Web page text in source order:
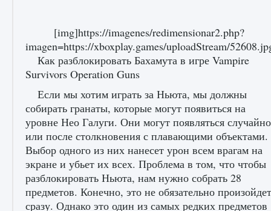
[img]https://imagenes/redimensionar2.php?
imagen=https://xboxplay.games/uploadStream/
Как разблокировать Бахамута в игре Vampire
Survivors Operation Guns
Если мы хотим играть за Ньюта, мы должны
собирать гранаты, которые могут появиться на
уровне Нео Галуги. Они могут появляться случайно
или после столкновения с плавающими объектами.
Выбор одного из них нанесет урон всем врагам на
экране и убьет их всех. Проблема в том, что чтобы
разблокировать Ньюта, нам нужно собрать 28
предметов. Конечно, это не обязательно произойдет
сразу. Однако это один из самых редких предметов